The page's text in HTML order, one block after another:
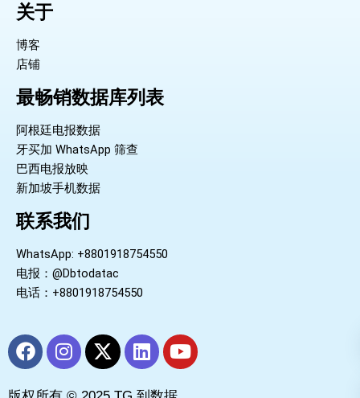
关于
博客
店铺
最畅销数据库列表
阿根廷电报数据
牙买加 WhatsApp 筛查
巴西电报放映
新加坡手机数据
联系我们
WhatsApp: +8801918754550
电报：@Dbtodatac
电话：+8801918754550
F
a
I
n
X
-
L
i
Y
o